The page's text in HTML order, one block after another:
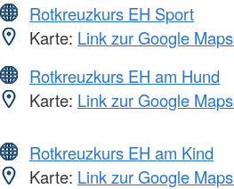
Rotkreuzkurs EH Sport
Karte: Link zur Google
Rotkreuzkurs EH am Hund
Karte: Link zur Google
Rotkreuzkurs EH am Kind
Karte: Link zur Google